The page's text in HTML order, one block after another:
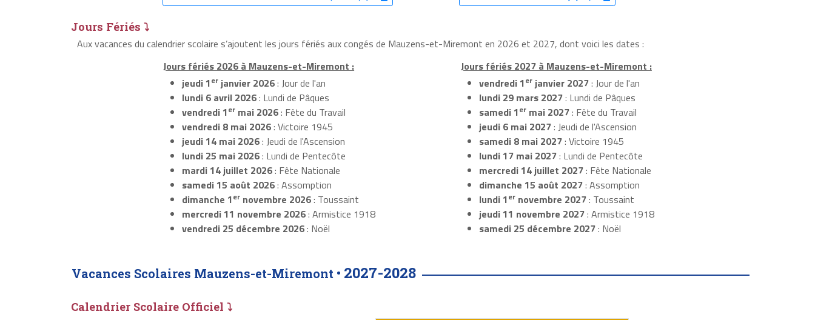
Jours Fériés ⤵
Aux vacances du calendrier scolaire s’ajoutent les jours fériés aux congés de Mauzens-et-Miremont en 2026 et 2027, dont voici les dates :
Jours fériés 2026 à Mauzens-et-Miremont :
jeudi 1erjanvier 2026: Jour de l'an
lundi 6 avril 2026: Lundi de Pâques
vendredi 1ermai 2026: Fête du Travail
vendredi 8 mai 2026: Victoire 1945
jeudi 14 mai 2026: Jeudi de l'Ascension
lundi 25 mai 2026: Lundi de Pentecôte
mardi 14 juillet 2026: Fête Nationale
samedi 15 août 2026: Assomption
dimanche 1ernovembre 2026: Toussaint
mercredi 11 novembre 2026: Armistice 1918
vendredi 25 décembre 2026: Noël
Jours fériés 2027 à Mauzens-et-Miremont :
vendredi 1er janvier 2027: Jour de l'an
lundi 29 mars 2027: Lundi de Pâques
samedi 1er mai 2027: Fête du Travail
jeudi 6 mai 2027: Jeudi de l'Ascension
samedi 8 mai 2027: Victoire 1945
lundi 17 mai 2027: Lundi de Pentecôte
mercredi 14 juillet 2027: Fête Nationale
dimanche 15 août 2027: Assomption
lundi 1er novembre 2027: Toussaint
jeudi 11 novembre 2027: Armistice 1918
samedi 25 décembre 2027: Noël
Vacances Scolaires Mauzens-et-Miremont • 2027-2028
Calendrier Scolaire Officiel ⤵